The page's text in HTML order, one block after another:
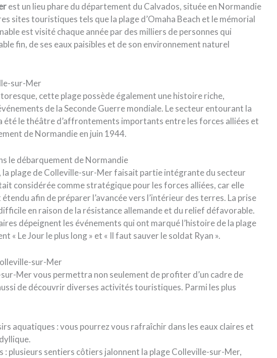
est un lieu phare du département du Calvados, située en Normandie
sites touristiques tels que la plage d’Omaha Beach et le mémorial
est visité chaque année par des milliers de personnes qui
fin, de ses eaux paisibles et de son environnement naturel
sur-Mer
cette plage possède également une histoire riche,
de la Seconde Guerre mondiale. Le secteur entourant la
été le théâtre d’affrontements importants entre les forces alliées et
de Normandie en juin 1944.
le débarquement de Normandie
la plage de Colleville-sur-Mer faisait partie intégrante du secteur
considérée comme stratégique pour les forces alliées, car elle
afin de préparer l’avancée vers l’intérieur des terres. La prise
en raison de la résistance allemande et du relief défavorable.
dépeignent les événements qui ont marqué l’histoire de la plage
« Le Jour le plus long » et « Il faut sauver le soldat Ryan ».
sur-Mer
Mer vous permettra non seulement de profiter d’un cadre de
de découvrir diverses activités touristiques. Parmi les plus
aquatiques : vous pourrez vous rafraîchir dans les eaux claires et
: plusieurs sentiers côtiers jalonnent la plage Colleville-sur-Mer,